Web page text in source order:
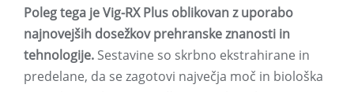
Poleg tega je Vig-RX Plus oblikovan z uporabo
najnovejših dosežkov prehranske znanosti in
tehnologije. Sestavine so skrbno ekstrahirane in
predelane, da se zagotovi največja moč in biološka